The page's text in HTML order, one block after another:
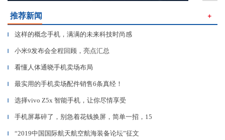
推荐新闻 ＋
▎ 这样的概念手机，满满的未来科技时尚感
▎ 小米9发布会全程回顾，亮点汇总
▎ 看懂人体通晓手机卖场布局
▎ 最实用的手机卖场配件销售6条真经！
▎ 选择vivo Z5x 智能手机，让你尽情享受
▎ 手机屏幕碎了，别急着花钱换屏，简单一招，15
▎ “2019中国国际航天航空航海装备论坛”征文